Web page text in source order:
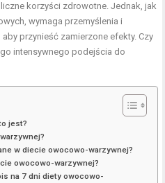
korzyści zdrowotne. Jednak, jak
wymaga przemyślenia i
przynieść zamierzone efekty. Czy
intensywnego podejścia do
jest?
w diecie owocowo-warzywnej?
owocowo-warzywnej?
na 7 dni diety owocowo-